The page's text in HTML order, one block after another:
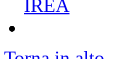
IREA